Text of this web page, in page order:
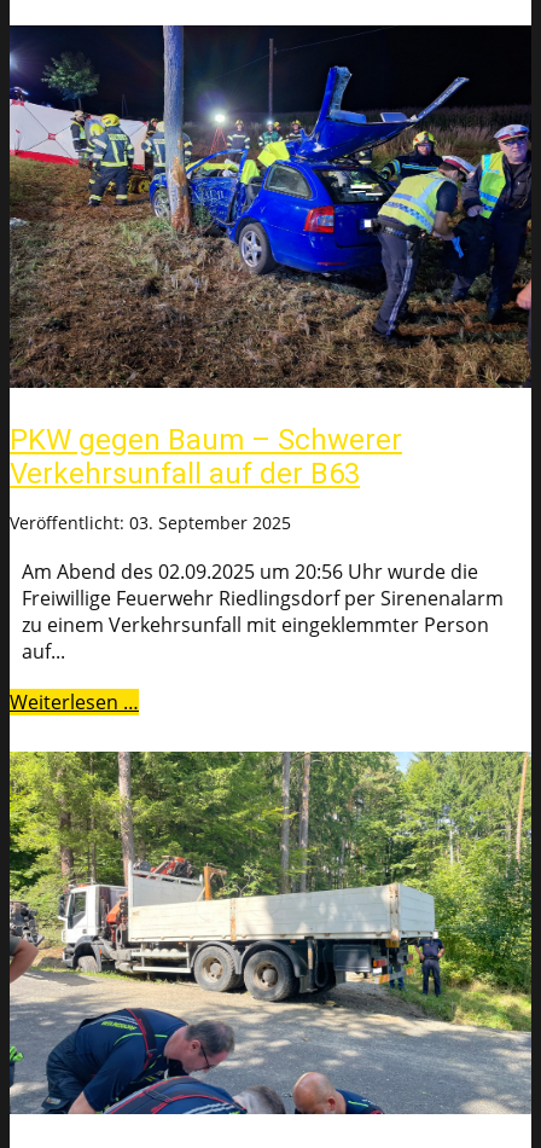
PKW gegen Baum – Schwerer
Verkehrsunfall auf der B63
Veröffentlicht: 03. September 2025
Am Abend des 02.09.2025 um 20:56 Uhr wurde die
Freiwillige Feuerwehr Riedlingsdorf per Sirenenalarm
zu einem Verkehrsunfall mit eingeklemmter Person
auf...
Weiterlesen …